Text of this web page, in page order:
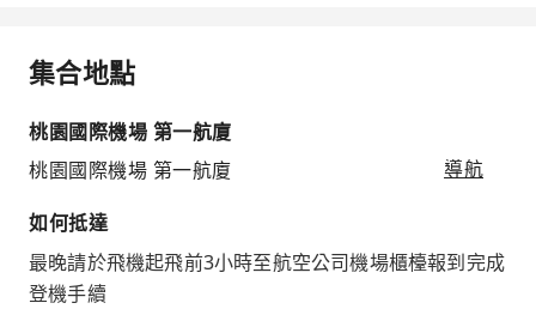
集合地點
桃園國際機場 第一航廈
桃園國際機場 第一航廈
導航
如何抵達
最晚請於飛機起飛前3小時至航空公司機場櫃檯報到完成
登機手續